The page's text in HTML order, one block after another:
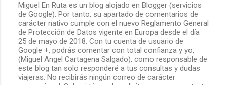
P
u
b
l
i
c
a
r
Miguel En Ruta es un blog alojado en Blogger (servicios
de Google). Por tanto, su apartado de comentarios de
carácter nativo cumple con el nuevo Reglamento General
de Protección de Datos vigente en Europa desde el día
25 de mayo de 2018. Con tu cuenta de usuario de
Google +, podrás comentar con total confianza y yo,
(Miguel Angel Cartagena Salgado), como responsable de
este blog tan solo responderé a tus consultas y dudas
viajeras. No recibirás ningún correo de carácter